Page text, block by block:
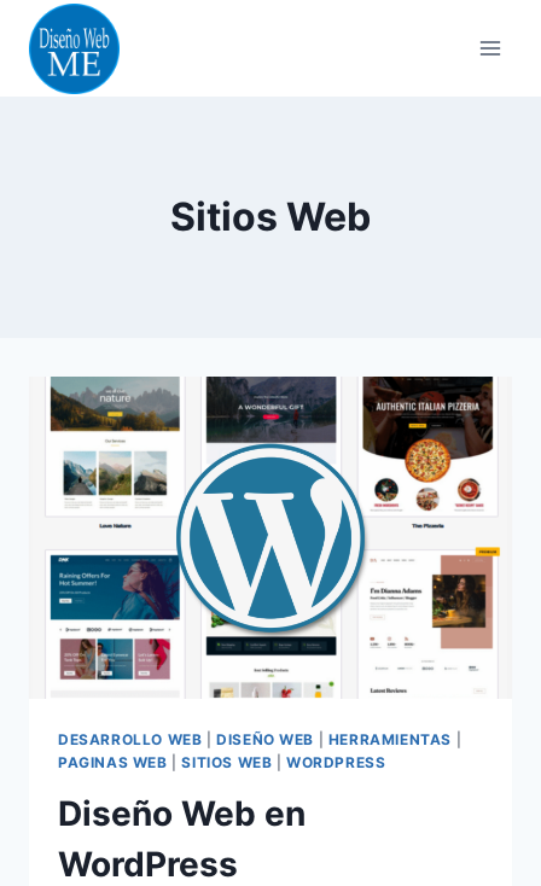
Skip
content
Sitios Web
DESARROLLO WEB |DISEÑO WEB HERRAMIENTAS
PAGINAS WEB |SITIOS WEB |WORDPRESS
Diseño Web en
WordPress